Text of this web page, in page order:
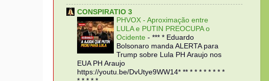
CONSPIRATIO 3
PHVOX - Aproximação entre
LULA e PUTIN PREOCUPA o
Ocidente - *** * Eduardo
Bolsonaro manda ALERTA para
Trump sobre Lula PH Araujo nos
EUA PH Araujo
https://youtu.be/DvUtye9WW14* ** * * * * * * * *